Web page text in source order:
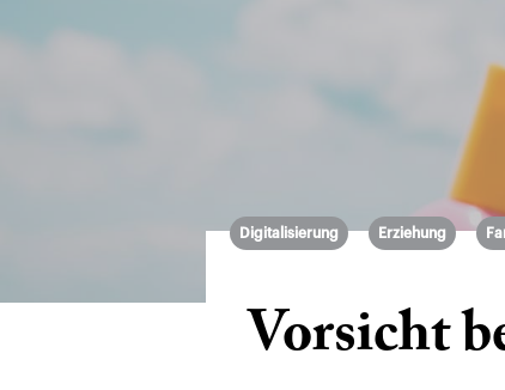
Digitalisierung Erziehung
Vorsicht